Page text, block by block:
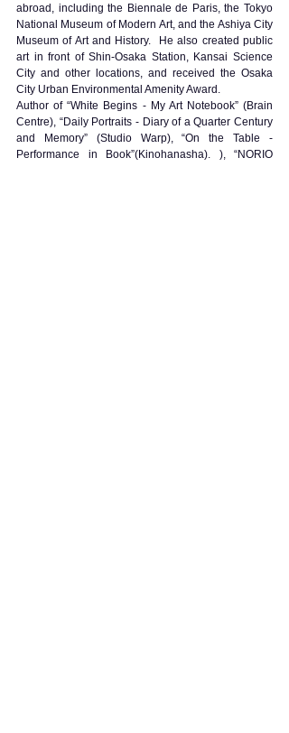
abroad, including the Biennale de Paris, the Tokyo
National Museum of Modern Art, and the Ashiya City
Museum of Art and History.  He also created public
art in front of Shin-Osaka Station, Kansai Science
City and other locations, and received the Osaka
City Urban Environmental Amenity Award.
Author of “White Begins - My Art Notebook” (Brain
Centre), “Daily Portraits - Diary of a Quarter Century
and Memory” (Studio Warp), “On the Table -
Performance in Book”(Kinohanasha). ), “NORIO